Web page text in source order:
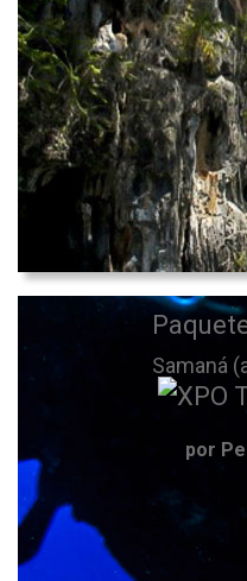
Samaná
por